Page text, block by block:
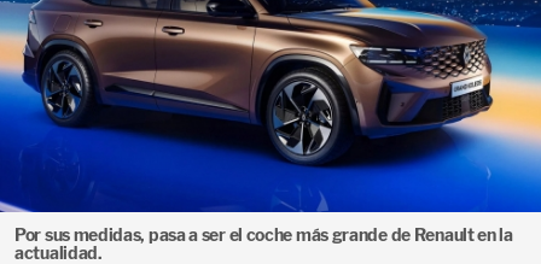
Por sus medidas, pasa a ser el coche más grande de Renault en la
actualidad.